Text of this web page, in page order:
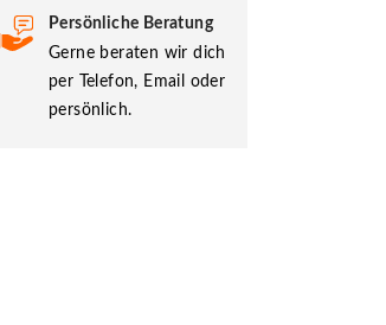
Persönliche Beratung
Gerne beraten wir dich
per Telefon, Email oder
persönlich.